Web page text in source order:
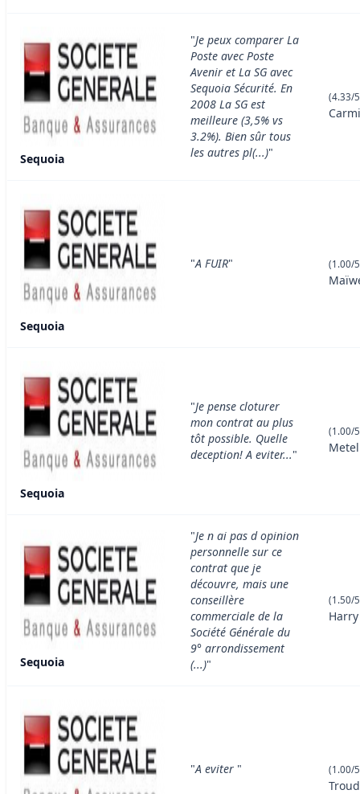
Sequoia
"Je peux comparer La
Poste avec Poste
Avenir et La SG avec
Sequoia Sécurité. En
2008 La SG est
meilleure (3,5% vs
3.2%). Bien sûr tous
les autres pl(...)"
(4.33/
Sequoia
"A FUIR" (1.00/
Sequoia
"Je pense cloturer
mon contrat au plus
tôt possible. Quelle
deception! A eviter..."
(1.00/
Metel
Sequoia
"Je n ai pas d opinion
personnelle sur ce
contrat que je
découvre, mais une
conseillère
commerciale de la
Société Générale du
9° arrondissement
(...)"
(1.50/
Harry
"A eviter " (1.00/